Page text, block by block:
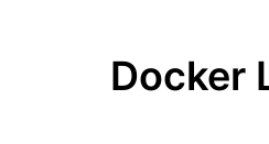
Docker